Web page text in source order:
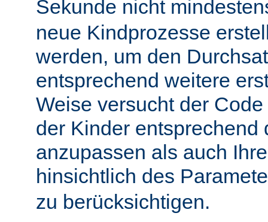
Sekunde nicht
neue Kindprozesse
werden, um den
entsprechend weitere
Weise versucht der
der Kinder entsprechend
anzupassen als auch
hinsichtlich des
zu berücksichtigen.